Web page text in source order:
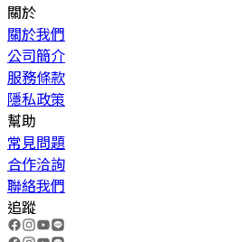
關於
關於我們
公司簡介
服務條款
隱私政策
幫助
常見問題
合作洽詢
聯絡我們
追蹤